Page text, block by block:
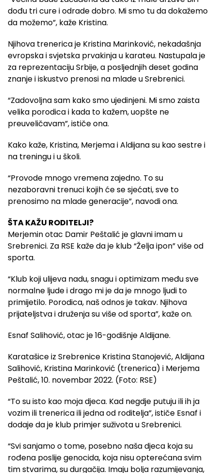
dođu tri cure i odrade dobro. Mi smo tu da dokažemo
da možemo”, kaže Kristina.
Njihova trenerica je Kristina Marinković, nekadašnja
evropska i svjetska prvakinja u karateu. Nastupala je
za reprezentaciju Srbije, a posljednjih deset godina
znanje i iskustvo prenosi na mlade u Srebrenici.
“Zadovoljna sam kako smo ujedinjeni. Mi smo zaista
velika porodica i kada to kažem, uopšte ne
preuveličavam”, ističe ona.
Kako kaže, Kristina, Merjema i Aldijana su kao sestre i
na treningu i u školi.
“Provode mnogo vremena zajedno. To su
nezaboravni trenuci kojih će se sjećati, sve to
prenosimo na mlade generacije”, navodi ona.
ŠTA KAŽU RODITELJI?
Merjemin otac Damir Peštalić je glavni imam u
Srebrenici. Za RSE kaže da je klub “Želja ipon” više od
sporta.
“Klub koji ulijeva nadu, snagu i optimizam među sve
normalne ljude i drago mi je da je mnogo ljudi to
primijetilo. Porodica, naš odnos je takav. Njihova
prijateljstva i druženja su više od sporta”, kaže on.
Esnaf Salihović, otac je 16-godišnje Aldijane.
Karatašice iz Srebrenice Kristina Stanojević, Aldijana
Salihović, Kristina Marinković (trenerica) i Merjema
Peštalić, 10. novembar 2022. (Foto: RSE)
“To su isto kao moja djeca. Kad negdje putuju ili ih ja
vozim ili trenerica ili jedna od roditelja”, ističe Esnaf i
dodaje da je klub primjer suživota u Srebrenici.
“Svi sanjamo o tome, posebno naša djeca koja su
rođena poslije genocida, koja nisu opterećana svim
tim stvarima, su durgačija. Imaju bolja razumijevanja,